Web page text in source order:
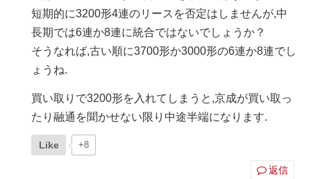
短期的に3200形4連のリースを否定はしませんが,中
長期では6連か8連に統合ではないでしょうか？
そうなれば,古い順に3700形か3000形の6連か8連でし
ょうね.
買い取りで3200形を入れてしまうと,京成が買い取っ
たり融通を聞かせない限り中途半端になります.
Like +8
返信